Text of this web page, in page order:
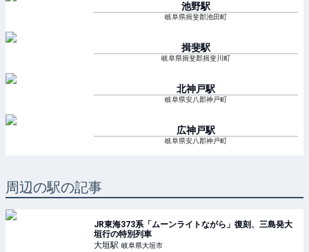
池野駅
岐阜県揖斐郡池田町
揖斐駅
岐阜県揖斐郡揖斐川町
北神戸駅
岐阜県安八郡神戸町
広神戸駅
岐阜県安八郡神戸町
周辺の駅の記事
JR東海373系「ムーンライトながら」復刻、三島発大
垣行の特別列車
大垣駅 岐阜県大垣市